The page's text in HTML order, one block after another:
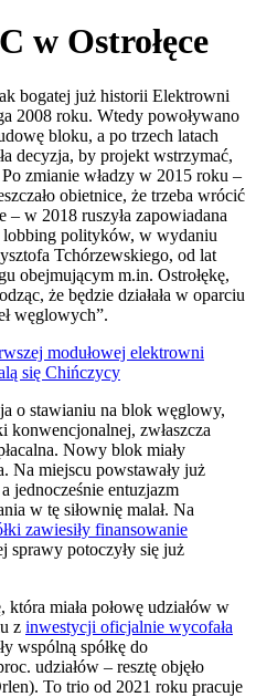
w Ostrołęce
bogatej już historii Elektrowni
2008 roku. Wtedy powoływano
bloku, a po trzech latach
decyzja, by projekt wstrzymać,
zmianie władzy w 2015 roku –
obietnice, że trzeba wrócić
w 2018 ruszyła zapowiadana
lobbing polityków, w wydaniu
Tchórzewskiego, od lat
obejmującym m.in. Ostrołękę,
że będzie działała w oparciu
węglowych”.
modułowej elektrowni
się Chińczycy
o stawianiu na blok węglowy,
konwencjonalnej, zwłaszcza
Nowy blok miały
Na miejscu powstawały już
jednocześnie entuzjazm
w tę siłownię malał. Na
zawiesiły finansowanie
sprawy potoczyły się już
miała połowę udziałów w
z inwestycji oficjalnie wycofała
wspólną spółkę do
udziałów – resztę objęło
To trio od 2021 roku pracuje